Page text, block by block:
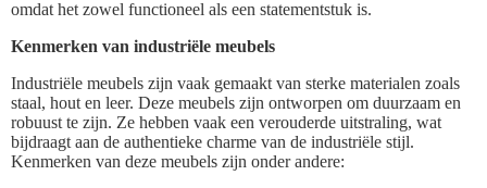
omdat het zowel functioneel als een statementstuk is.
Kenmerken van industriële meubels
Industriële meubels zijn vaak gemaakt van sterke materialen zoals
staal, hout en leer. Deze meubels zijn ontworpen om duurzaam en
robuust te zijn. Ze hebben vaak een verouderde uitstraling, wat
bijdraagt aan de authentieke charme van de industriële stijl.
Kenmerken van deze meubels zijn onder andere: